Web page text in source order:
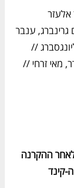
אלעזר
גרינברג, ענבר
//
מאי זרחי //
ולאחר ההקרנה
קינד